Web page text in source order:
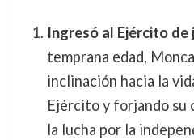
Ingresó al Ejército de
temprana edad,
inclinación hacia la
Ejército y forjando su
la lucha por la